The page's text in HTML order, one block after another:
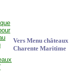
Vers Menu châteaux
Charente Maritime